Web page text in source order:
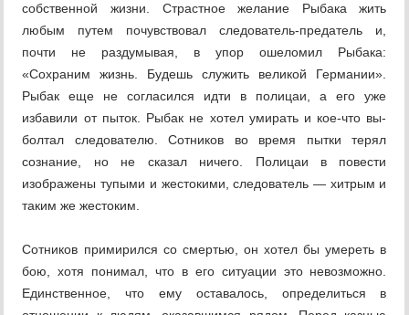
собственной жизни. Страстное желание Рыбака жить
любым путем почув­ствовал следователь-предатель и,
почти не раздумывая, в упор ошеломил Рыбака:
«Сохраним жизнь. Будешь служить вели­кой Германии».
Рыбак еще не согласился идти в полицаи, а его уже
избавили от пы­ток. Рыбак не хотел умирать и кое-что вы­
болтал следователю. Сотников во время пытки терял
сознание, но не сказал ниче­го. Полицаи в повести
изображены тупыми и жестокими, следователь — хитрым и
та­ким же жестоким.
Сотников примирился со смертью, он хотел бы умереть в
бою, хотя понимал, что в его ситуации это невозможно.
Единст­венное, что ему оставалось, определиться в